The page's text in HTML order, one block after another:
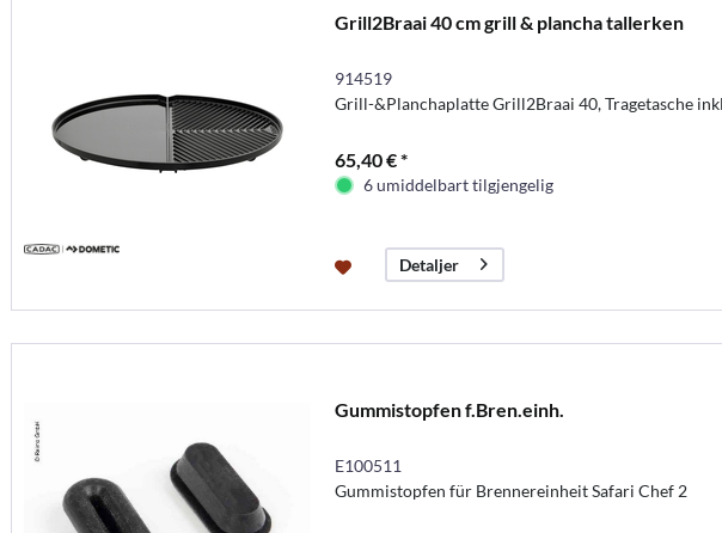
Grill2Braai 40 cm grill & plancha tallerken
914519
Grill-&Planchaplatte Grill2Braai 40, Tragetasche
65,40 € *
6 umiddelbart tilgjengelig
Detaljer
Gummistopfen f.Bren.einh.
E100511
Gummistopfen für Brennereinheit Safari Chef 2